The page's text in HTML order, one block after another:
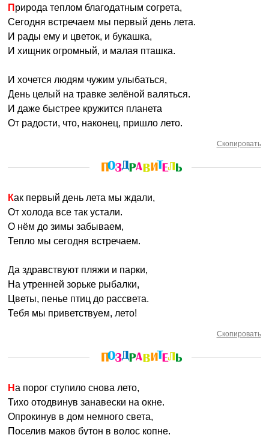
Природа теплом благодатным согрета,
Сегодня встречаем мы первый день лета.
И рады ему и цветок, и букашка,
И хищник огромный, и малая пташка.
И хочется людям чужим улыбаться,
День целый на травке зелёной валяться.
И даже быстрее кружится планета
От радости, что, наконец, пришло лето.
Скопировать
Как первый день лета мы ждали,
От холода все так устали.
О нём до зимы забываем,
Тепло мы сегодня встречаем.
Да здравствуют пляжи и парки,
На утренней зорьке рыбалки,
Цветы, пенье птиц до рассвета.
Тебя мы приветствуем, лето!
Скопировать
На порог ступило снова лето,
Тихо отодвинув занавески на окне.
Опрокинув в дом немного света,
Поселив маков бутон в волос копне.